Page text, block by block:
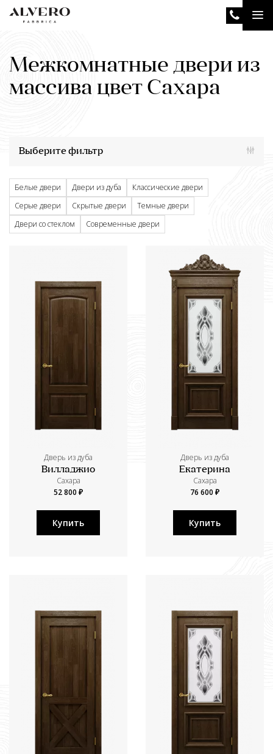
Перейти
Межкомнатные двери из
массива цвет Сахара
Выберите фильтр
Белые двери Двери из дуба
Классические двери
Серые двери
Скрытые двери
Темные двери
Двери со стеклом
Современные двери
Дверь из дуба
Вилладжио
Сахара
52 800 ₽
Купить
Дверь из дуба
Екатерина
Сахара
76 600 ₽
Купить